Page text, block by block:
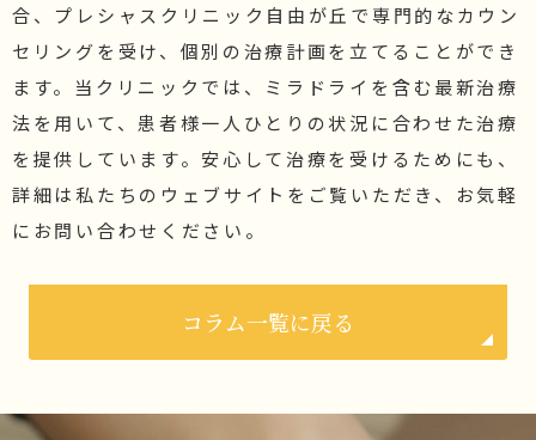
合、プレシャスクリニック自由が丘で専門的なカウン
セリングを受け、個別の治療計画を立てることができ
ます。当クリニックでは、ミラドライを含む最新治療
法を用いて、患者様一人ひとりの状況に合わせた治療
を提供しています。安心して治療を受けるためにも、
詳細は私たちのウェブサイトをご覧いただき、お気軽
にお問い合わせください。
コラム一覧に戻る